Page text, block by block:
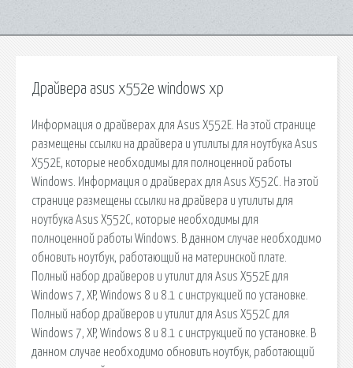
Драйвера asus x552e windows xp
Информация о драйверах для Asus X552E. На этой странице
размещены ссылки на драйвера и утилиты для ноутбука Asus
X552E, которые необходимы для полноценной работы
Windows. Информация о драйверах для Asus X552C. На этой
странице размещены ссылки на драйвера и утилиты для
ноутбука Asus X552C, которые необходимы для
полноценной работы Windows. В данном случае необходимо
обновить ноутбук, работающий на материнской плате.
Полный набор драйверов и утилит для Asus X552E для
Windows 7, XP, Windows 8 и 8.1 с инструкцией по установке.
Полный набор драйверов и утилит для Asus X552C для
Windows 7, XP, Windows 8 и 8.1 с инструкцией по установке. В
данном случае необходимо обновить ноутбук, работающий